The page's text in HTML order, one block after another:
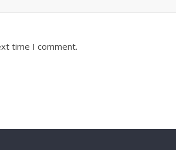
time I comment.